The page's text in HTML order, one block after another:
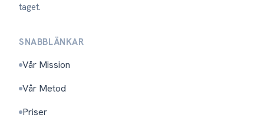
taget.
SNABBLÄNKAR
Vår Mission
Vår Metod
Priser